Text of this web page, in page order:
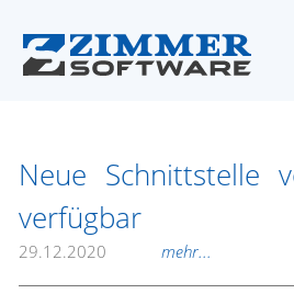
Neue Schnittstelle
verfügbar
29.12.2020 mehr...